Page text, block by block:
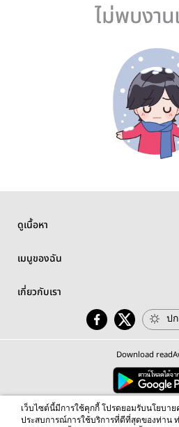
ไม่พบงาน
ดูเนื้อหา
เมนูของฉัน
เกี่ยวกับเรา
ป
Download
© 2026 readAwrite.com by MEB
This site is protected by reCAPTCHA and the Google
เว็บไซต์นี้มีการใช้คุกกี้ โปรดยอมรับนโยบาย
ประสบการณ์การใช้บริการที่ดีที่สุดของท่าน